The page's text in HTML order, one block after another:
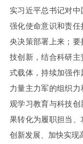
实习近平总书记对
强化使命意识和责
央决策部署上来；
技创新，结合科研
式载体，持续加强
力量主力军的组织力
观学习教育与科技
果转化为履职担当
创新发展、加快实现